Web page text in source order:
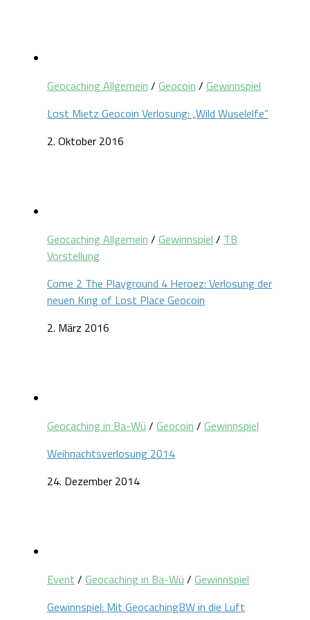
Geocaching Allgemein / Geocoin / Gewinnspiel
Lost Mietz Geocoin Verlosung: „Wild Wuselelfe“
2. Oktober 2016
Geocaching Allgemein / Gewinnspiel / TB
Vorstellung
Come 2 The Playground 4 Heroez: Verlosung der
neuen King of Lost Place Geocoin
2. März 2016
Geocaching in Ba-Wü / Geocoin / Gewinnspiel
Weihnachtsverlosung 2014
24. Dezember 2014
Event / Geocaching in Ba-Wü / Gewinnspiel
Gewinnspiel: Mit GeocachingBW in die Luft